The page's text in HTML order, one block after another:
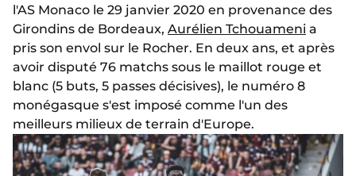
l'AS Monaco le 29 janvier 2020 en provenance des
Girondins de Bordeaux, Aurélien Tchouameni a
pris son envol sur le Rocher. En deux ans, et après
avoir disputé 76 matchs sous le maillot rouge et
blanc (5 buts, 5 passes décisives), le numéro 8
monégasque s'est imposé comme l'un des
meilleurs milieux de terrain d'Europe.